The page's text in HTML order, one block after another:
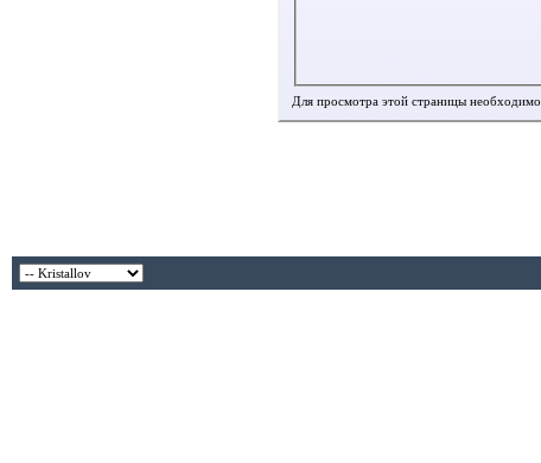
Для просмотра этой страницы необходимо